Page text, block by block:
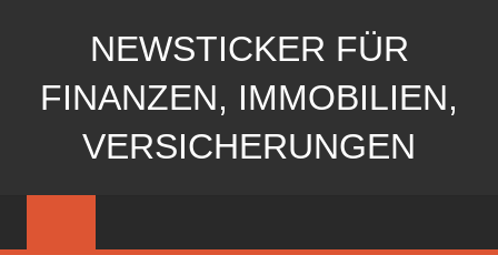
NEWSTICKER FÜR
FINANZEN, IMMOBILIEN,
VERSICHERUNGEN